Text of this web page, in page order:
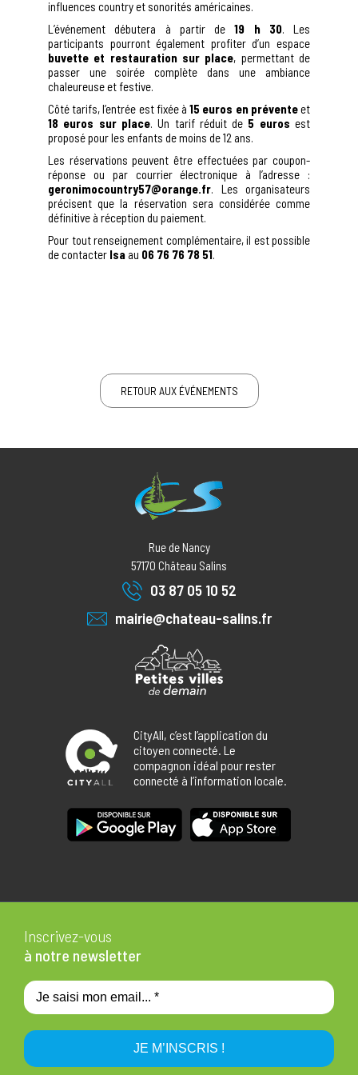
influences country et sonorités américaines.
L’événement débutera à partir de19 h 30. Les
participants pourront également profiter d’un espace
buvette et restauration sur place, permettant de
passer une soirée complète dans une ambiance
chaleureuse et festive.
Côté tarifs, l’entrée est fixée à15 euros en préventeet
18 euros sur place. Un tarif réduit de5 euros est
proposé pour les enfants de moins de 12 ans.
Les réservations peuvent être effectuées par coupon-
réponse ou par courrier électronique à l’adresse :
geronimocountry57@orange.fr. Les organisateurs
précisent que la réservation sera considérée comme
définitive à réception du paiement.
Pour tout renseignement complémentaire, il est possible
de contacter Isa au 06 76 76 78 51.
RETOUR AUX ÉVÉNEMENTS
Rue de Nancy
57170 Château Salins
03 87 05 10 52
mairie@chateau-salins.fr
CityAll, c’est l’application du
citoyen connecté. Le
compagnon idéal pour rester
connecté à l’information locale.
Inscrivez-vous
à notre newsletter